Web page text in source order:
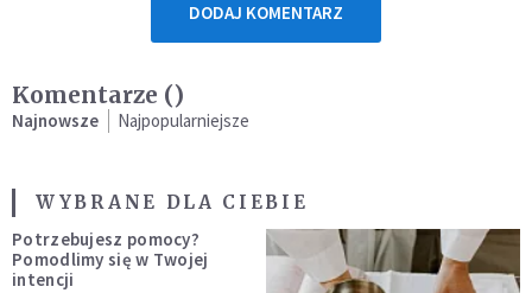
DODAJ KOMENTARZ
Komentarze ()
Najnowsze Najpopularniejsze
WYBRANE DLA CIEBIE
Potrzebujesz pomocy?
Pomodlimy się w Twojej
intencji